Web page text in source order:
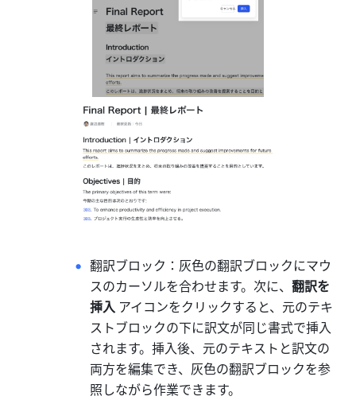
翻訳ブロック：灰色の翻訳ブロックにマウ
スのカーソルを合わせます。次に、翻訳を
挿入 アイコンをクリックすると、元のテキ
ストブロックの下に訳文が同じ書式で挿入
されます。挿入後、元のテキストと訳文の
両方を編集でき、灰色の翻訳ブロックを参
照しながら作業できます。